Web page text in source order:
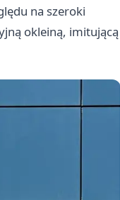
na szeroki
okleiną, imitującą